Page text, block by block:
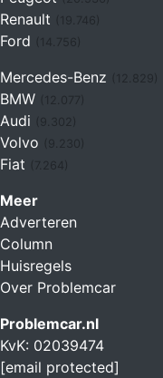
Renault (19.746)
Ford (14.756)
Mercedes-Benz
BMW
Audi
Volvo
Fiat (7.264)
Meer
Adverteren
Column
Huisregels
Over Problemcar
Problemcar.nl
KvK: 02039474
[email protected]